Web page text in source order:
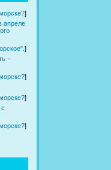
]
апреле
]
–
]
]
]